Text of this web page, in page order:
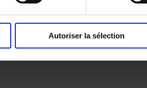
Autoriser la sélection